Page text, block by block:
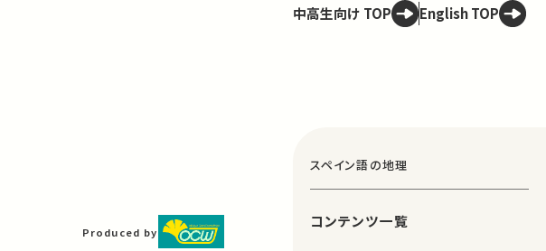
中高生向け TOP English TOP
Produced by
スペイン語の地理
コンテンツ一覧